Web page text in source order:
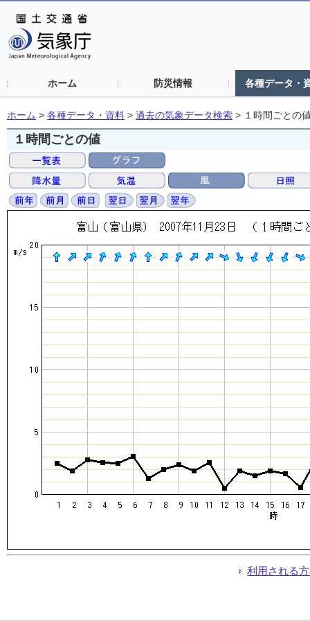
ホーム 防災情報 各種データ・
ホーム > 各種データ・資料 > 過去の気象データ検索 > １時間ごとの
１時間ごとの値
利用される